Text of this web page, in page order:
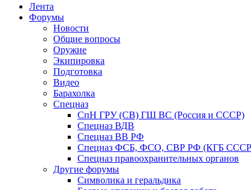
Лента
Форумы
Новости
Общие вопросы
Оружие
Экипировка
Подготовка
Видео
Барахолка
Спецназ
СпН ГРУ (СВ) ГШ ВС (Россия и СССР)
Спецназ ВДВ
Спецназ ВВ РФ
Спецназ ФСБ, ФСО, СВР РФ (КГБ
Спецназ правоохранительных органов
Другие форумы
Символика и геральдика